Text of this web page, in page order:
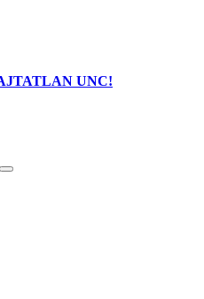
UNC!